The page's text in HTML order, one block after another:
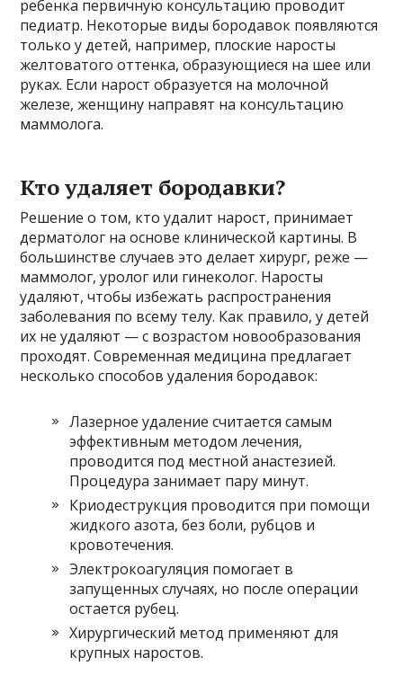
ребенка первичную консультацию проводит
педиатр. Некоторые виды бородавок появляются
только у детей, например, плоские наросты
желтоватого оттенка, образующиеся на шее или
руках. Если нарост образуется на молочной
железе, женщину направят на консультацию
маммолога.
Кто удаляет бородавки?
Решение о том, кто удалит нарост, принимает
дерматолог на основе клинической картины. В
большинстве случаев это делает хирург, реже —
маммолог, уролог или гинеколог. Наросты
удаляют, чтобы избежать распространения
заболевания по всему телу. Как правило, у детей
их не удаляют — с возрастом новообразования
проходят. Современная медицина предлагает
несколько способов удаления бородавок:
Лазерное удаление считается самым
эффективным методом лечения,
проводится под местной анастезией.
Процедура занимает пару минут.
Криодеструкция проводится при помощи
жидкого азота, без боли, рубцов и
кровотечения.
Электрокоагуляция помогает в
запущенных случаях, но после операции
остается рубец.
Хирургический метод применяют для
крупных наростов.